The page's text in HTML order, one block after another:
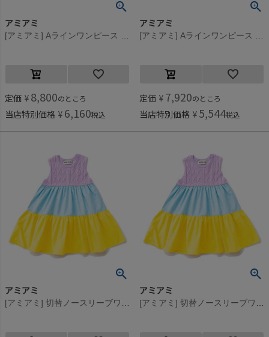
アミアミ
定価 ¥ 8,800のところ
当店特別価格 ¥ 6,160税込
アミアミ
定価 ¥ 7,920のところ
当店特別価格 ¥ 5,544税込
アミアミ アミアミ